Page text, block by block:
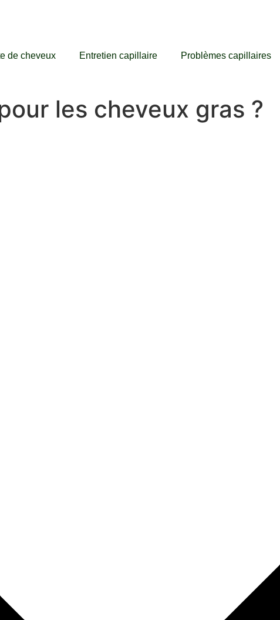
de cheveux Entretien capillaire Problèmes capillaires
les cheveux gras ?